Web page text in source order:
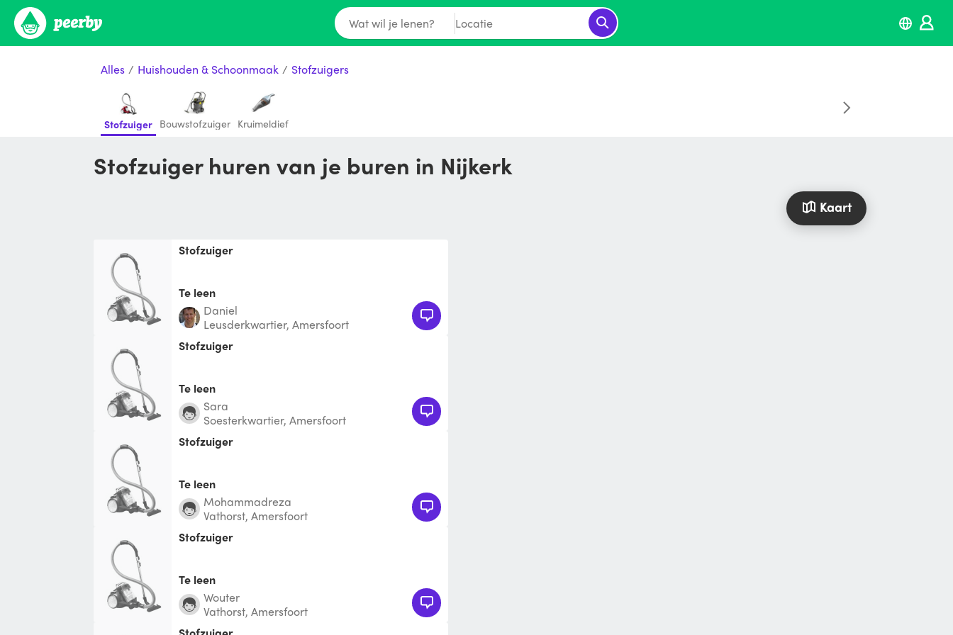
Wat wil je lenen? Locatie
Alles / Huishouden & Schoonmaak / Stofzuigers
Stofzuiger Bouwstofzuiger Kruimeldief
Stofzuiger huren van je buren in Nijkerk
Kaart
Stofzuiger
Te leen
Daniel
Leusderkwartier, Amersfoort
Stofzuiger
Te leen
Sara
Soesterkwartier, Amersfoort
Stofzuiger
Te leen
Mohammadreza
Vathorst, Amersfoort
Stofzuiger
Te leen
Wouter
Vathorst, Amersfoort